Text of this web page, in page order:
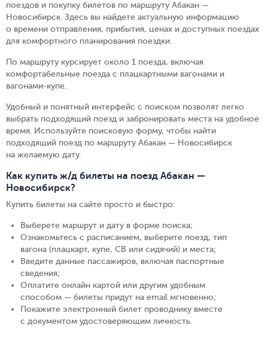
поездов и покупку билетов по маршруту Абакан —
Новосибирск. Здесь вы найдете актуальную информацию
о времени отправления, прибытия, ценах и доступных поездах
для комфортного планирования поездки.
По маршруту курсирует около 1 поезда, включая
комфортабельные поезда с плацкартными вагонами и
вагонами-купе.
Удобный и понятный интерфейс с поиском позволят легко
выбрать подходящий поезд и забронировать места на удобное
время. Используйте поисковую форму, чтобы найти
подходящий поезд по маршруту Абакан — Новосибирск
на желаемую дату.
Как купить ж/д билеты на поезд Абакан —
Новосибирск?
Купить билеты на сайте просто и быстро:
Выберете маршрут и дату в форме поиска;
Ознакомьтесь с расписанием, выберите поезд, тип
вагона (плацкарт, купе, СВ или сидячий) и места;
Введите данные пассажиров, включая паспортные
сведения;
Оплатите онлайн картой или другим удобным
способом — билеты придут на email мгновенно;
Покажите электронный билет проводнику вместе
с документом удостоверяющим личность.